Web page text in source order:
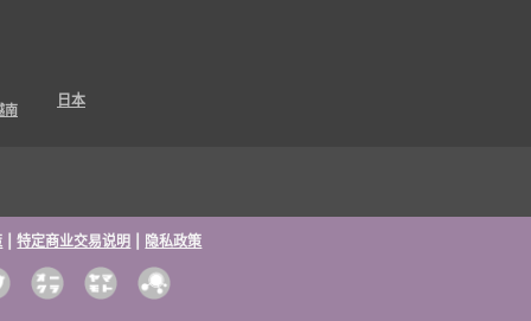
南
日本
特定商业交易说明 隐私政策